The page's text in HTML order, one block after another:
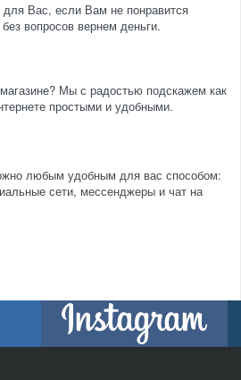
Вас, если Вам не понравится
вопросов вернем деньги.
Мы с радостью подскажем как
простыми и удобными.
любым удобным для вас способом:
сети, мессенджеры и чат на